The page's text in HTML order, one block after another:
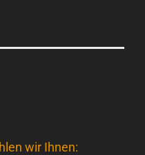
wir Ihnen: